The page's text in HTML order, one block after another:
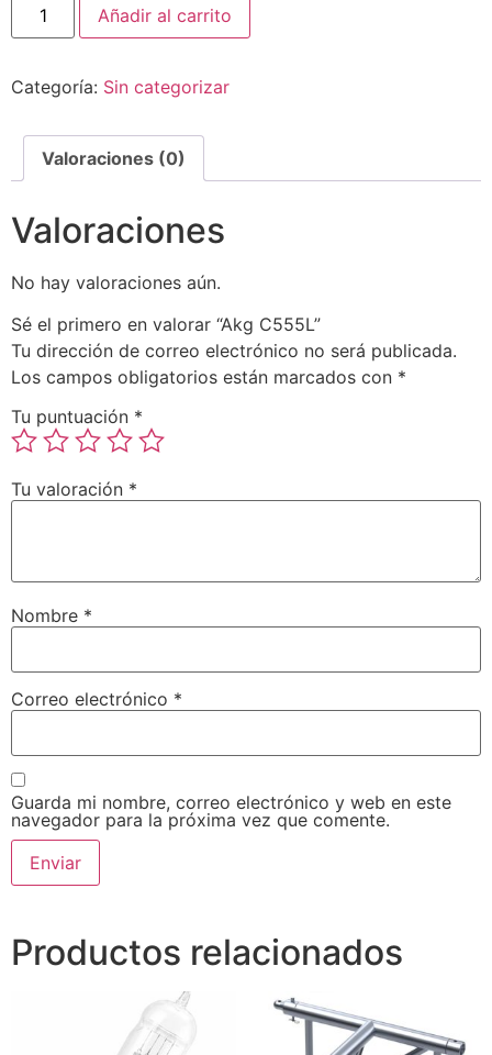
Añadir al carrito
Categoría: Sin categorizar
Valoraciones (0)
Valoraciones
No hay valoraciones aún.
Sé el primero en valorar “Akg C555L”
Tu dirección de correo electrónico no será publicada.
Los campos obligatorios están marcados con *
Tu puntuación *
Tu valoración *
Nombre *
Correo electrónico *
Guarda mi nombre, correo electrónico y web en este
navegador para la próxima vez que comente.
Productos relacionados